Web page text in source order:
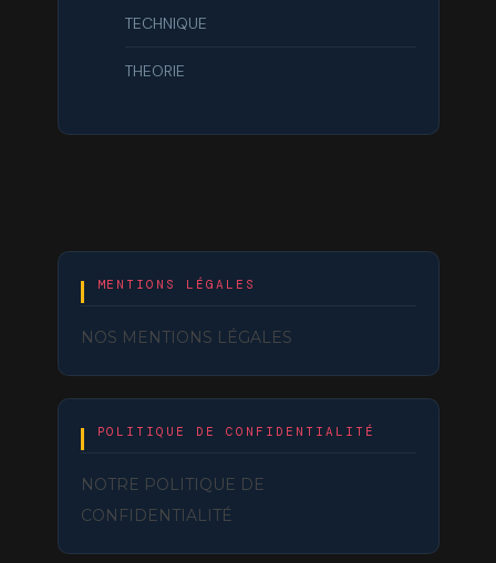
TECHNIQUE
THEORIE
MENTIONS LÉGALES
NOS MENTIONS LÉGALES
POLITIQUE DE CONFIDENTIALITÉ
NOTRE POLITIQUE DE
CONFIDENTIALITÉ